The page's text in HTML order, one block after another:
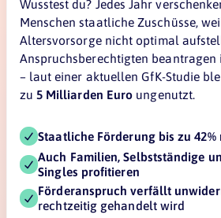
Wusstest du? Jedes Jahr
Menschen staatliche Zuschüsse,
Altersvorsorge nicht optimal
Anspruchsberechtigten
– laut einer aktuellen GfK-Studie
zu 5 Milliarden Euro ungenutzt.
Staatliche Förderung bis zu 42%
Auch Familien, Selbstständige
Singles profitieren
Förderanspruch verfällt
rechtzeitig gehandelt wird